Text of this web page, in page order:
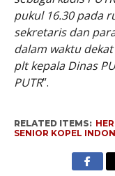
pukul 16.30 pada
sekretaris dan
dalam waktu
plt kepala Dinas
PUTR”.
RELATED ITEMS:
SENIOR KOPEL